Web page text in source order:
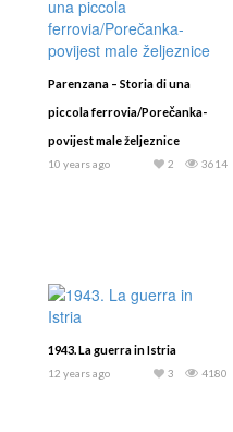
Parenzana – Storia di una
piccola ferrovia/Porečanka-
povijest male željeznice
10 years ago 3614
2
1943. La guerra in Istria
12 years ago 4180
3